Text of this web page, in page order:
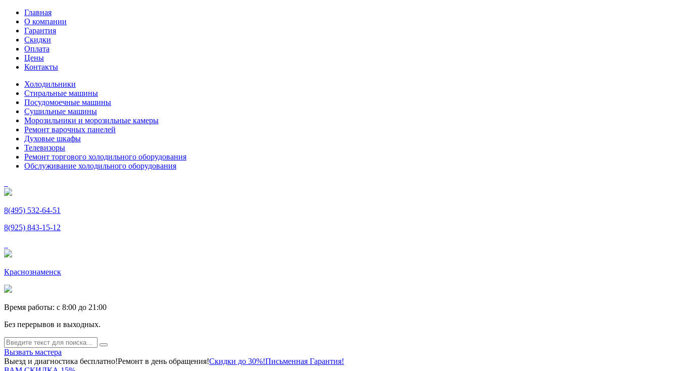
Главная
О компании
Гарантия
Скидки
Оплата
Цены
Контакты
Холодильники
Стиральные машины
Посудомоечные машины
Сушильные машины
Морозильники и морозильные камеры
Ремонт варочных панелей
Духовые шкафы
Телевизоры
Ремонт торгового холодильного оборудования
Обслуживание холодильного оборудования
8(495) 532-64-51
8(925) 843-15-12
Краснознаменск
Время работы: c 8:00 до 21:00
Без перерывов и выходных.
Вызвать мастера
Выезд и диагностика бесплатно!Ремонт в день обращения!Скидки до 30%!Письменная Гарантия!